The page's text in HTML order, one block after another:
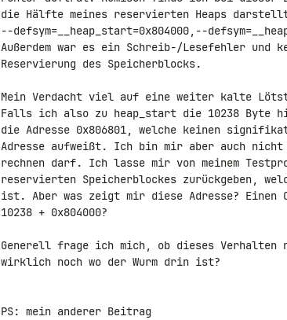
die Hälfte meines reservierten Heaps
--defsym=__heap_start=0x804000,--
Außerdem war es ein Schreib-/Lesefehler und
Reservierung des Speicherblocks.
Mein Verdacht viel auf eine weiter kalte
Falls ich also zu heap_start die 10238 Byte
die Adresse 0x806801, welche keinen
Adresse aufweißt. Ich bin mir aber auch nicht
rechnen darf. Ich lasse mir von meinem
reservierten Speicherblockes zurückgeben,
ist. Aber was zeigt mir diese Adresse? Einen
10238 + 0x804000?
Generell frage ich mich, ob dieses Verhalten
wirklich noch wo der Wurm drin ist?